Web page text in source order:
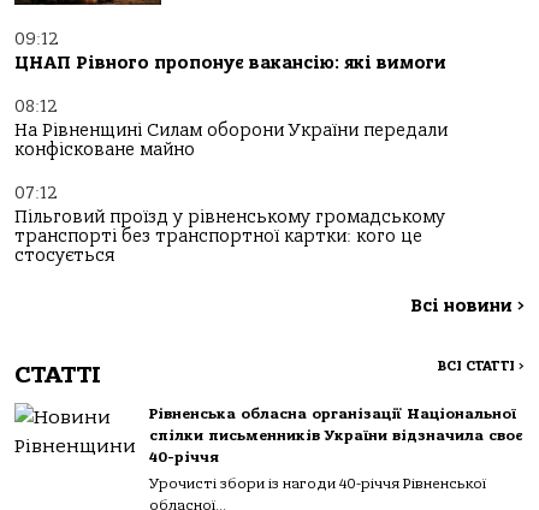
09:12
ЦНАП Рівного пропонує вакансію: які вимоги
08:12
На Рівненщині Силам оборони України передали
конфісковане майно
07:12
Пільговий проїзд у рівненському громадському
транспорті без транспортної картки: кого це
стосується
Всі новини >
СТАТТІ ВСІ СТАТТІ >
Рівненська обласна організації Національної
спілки письменників України відзначила своє
40-річчя
Урочисті збори із нагоди 40-річчя Рівненської
обласної...